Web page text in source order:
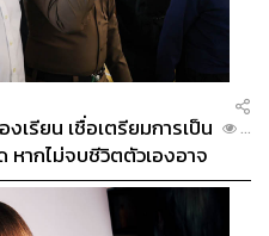
เรียน เชื่อเตรียมการเป็น
ากไม่จบชีวิตตัวเองอาจ
...